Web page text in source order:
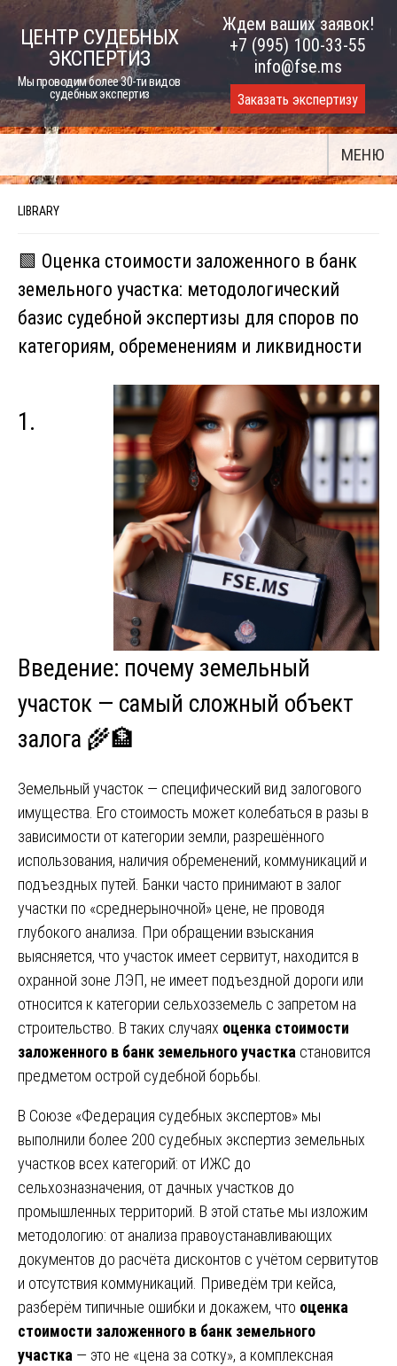
Skip
ЦЕНТР СУДЕБНЫХ
ЭКСПЕРТИЗ
Мы проводим более 30-ти видов
судебных экспертиз
Ждем ваших заявок!
+7 (995) 100-33-55
info@fse.ms
Заказать экспертизу
МЕНЮ
LIBRARY
🟩 Оценка стоимости заложенного в банк
земельного участка: методологический
базис судебной экспертизы для споров по
категориям, обременениям и ликвидности
1.
Введение: почему земельный
участок — самый сложный объект
залога 🌾🏦
Земельный участок — специфический вид залогового
имущества. Его стоимость может колебаться в разы в
зависимости от категории земли, разрешённого
использования, наличия обременений, коммуникаций и
подъездных путей. Банки часто принимают в залог
участки по «среднерыночной» цене, не проводя
глубокого анализа. При обращении взыскания
выясняется, что участок имеет сервитут, находится в
охранной зоне ЛЭП, не имеет подъездной дороги или
относится к категории сельхозземель с запретом на
строительство. В таких случаях оценка стоимости
заложенного в банк земельного участка становится
предметом острой судебной борьбы.
В Союзе «Федерация судебных экспертов» мы
выполнили более 200 судебных экспертиз земельных
участков всех категорий: от ИЖС до
сельхозназначения, от дачных участков до
промышленных территорий. В этой статье мы изложим
методологию: от анализа правоустанавливающих
документов до расчёта дисконтов с учётом сервитутов
и отсутствия коммуникаций. Приведём три кейса,
разберём типичные ошибки и докажем, что оценка
стоимости заложенного в банк земельного
участка — это не «цена за сотку», а комплексная